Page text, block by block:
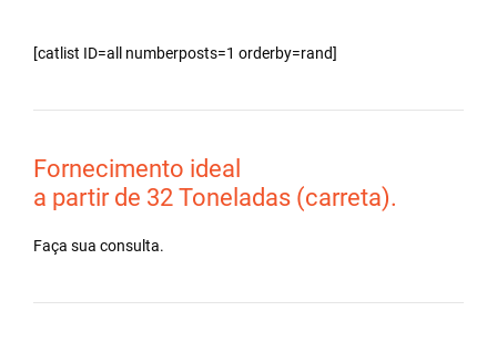
[catlist ID=all numberposts=1 orderby=rand]
Fornecimento ideal
a partir de 32 Toneladas (carreta).
Faça sua consulta.